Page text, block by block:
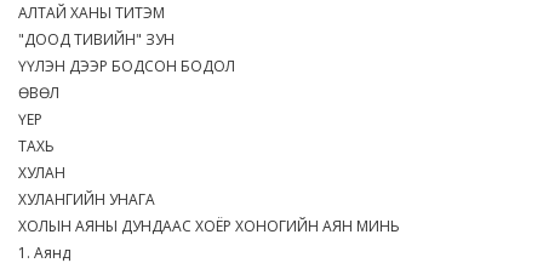
АЛТАЙ ХАНЫ ТИТЭМ
"ДООД ТИВИЙН" ЗУН
ҮҮЛЭН ДЭЭР БОДСОН БОДОЛ
ӨВӨЛ
ҮЕР
ТАХЬ
ХУЛАН
ХУЛАНГИЙН УНАГА
ХОЛЫН АЯНЫ ДУНДААС ХОЁР ХОНОГИЙН АЯН МИНЬ
1. Аянд